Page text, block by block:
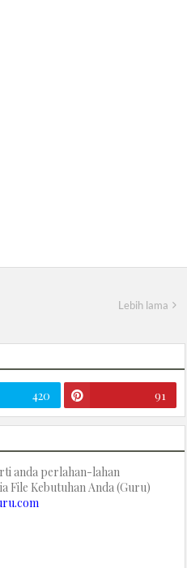
Lebih lama
420 91
anda perlahan-lahan
File Kebutuhan Anda (Guru)